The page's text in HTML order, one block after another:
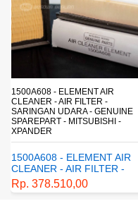
4013A330 - ARM ASSY FR
LWR RH - KAMPAK DEPAN
KANAN - GENUINE
MITSUBISHI - XPANDER
SUSP LWR RH - KAMPAK
DEPAN BAWAH KANAN -
GENUINE SPAREPART -
MITSUBISHI - XPANDER
Rp. 2.941.500,00